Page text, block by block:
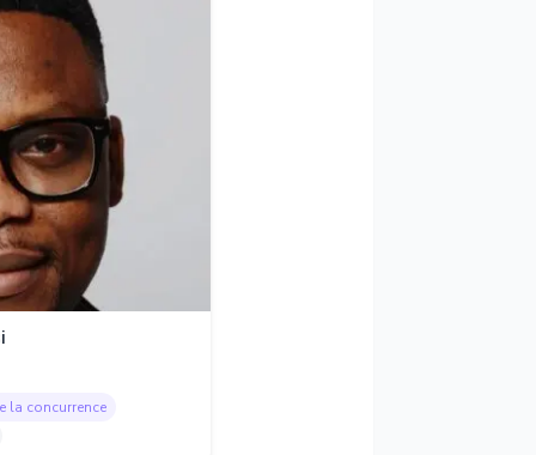
la concurrence